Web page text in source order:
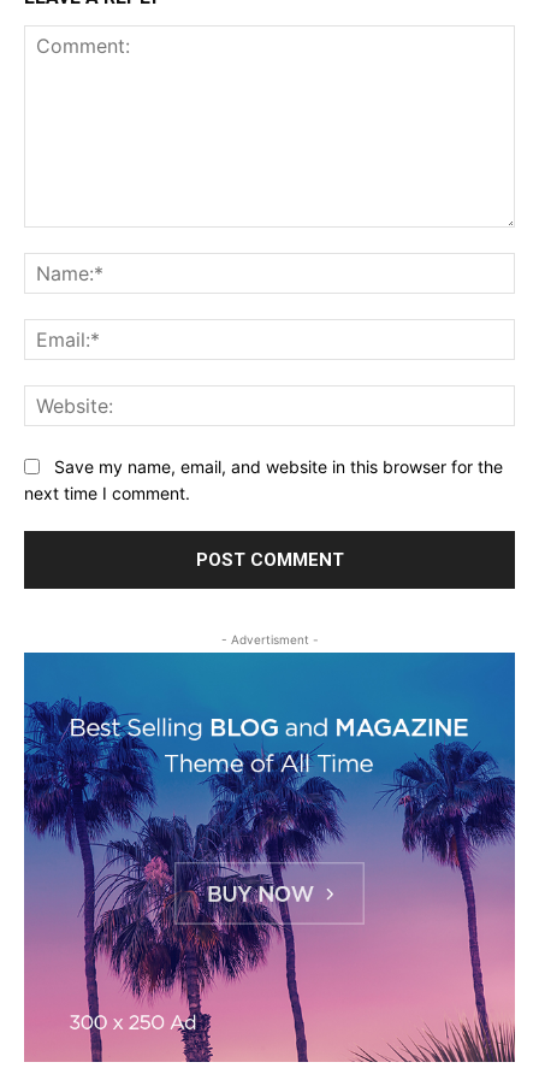
Save my name, email, and website in this browser for the
next time I comment.
- Advertisment -